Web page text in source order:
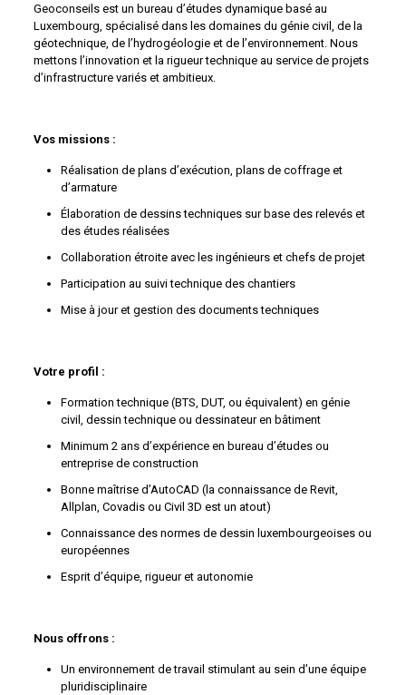
Geoconseils est un bureau d’études dynamique basé au
Luxembourg, spécialisé dans les domaines du génie civil, de la
géotechnique, de l’hydrogéologie et de l’environnement. Nous
mettons l’innovation et la rigueur technique au service de projets
d’infrastructure variés et ambitieux.
Vos missions :
Réalisation de plans d’exécution, plans de coffrage et
d’armature
Élaboration de dessins techniques sur base des relevés et
des études réalisées
Collaboration étroite avec les ingénieurs et chefs de projet
Participation au suivi technique des chantiers
Mise à jour et gestion des documents techniques
Votre profil :
Formation technique (BTS, DUT, ou équivalent) en génie
civil, dessin technique ou dessinateur en bâtiment
Minimum 2 ans d’expérience en bureau d’études ou
entreprise de construction
Bonne maîtrise d’AutoCAD (la connaissance de Revit,
Allplan, Covadis ou Civil 3D est un atout)
Connaissance des normes de dessin luxembourgeoises ou
européennes
Esprit d’équipe, rigueur et autonomie
Nous offrons :
Un environnement de travail stimulant au sein d’une équipe
pluridisciplinaire